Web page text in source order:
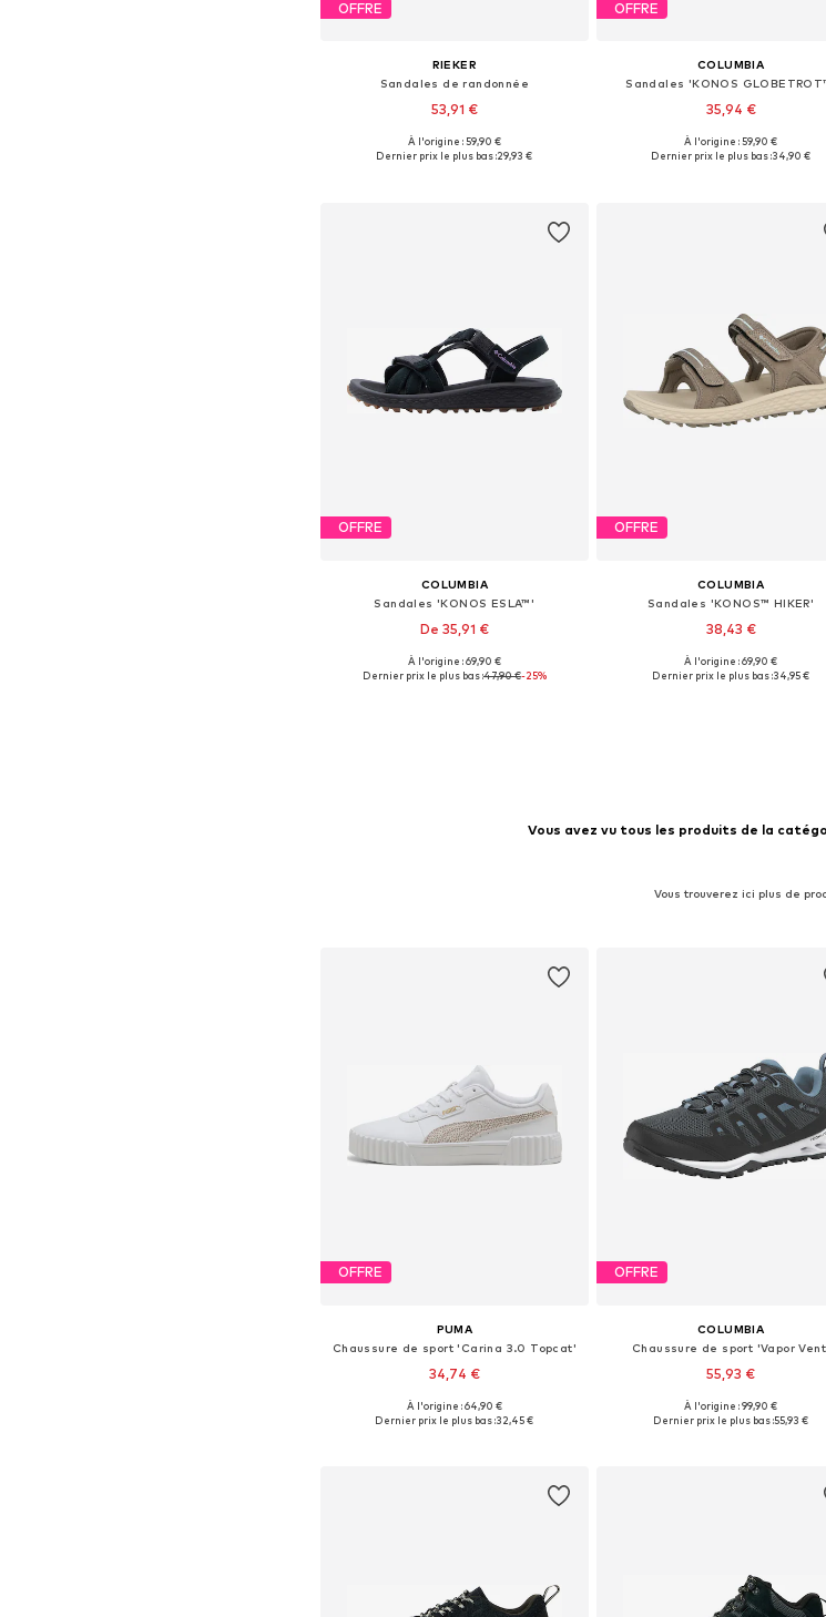
OFFRE
RIEKER
Sandales de randonnée
53,91 €
Tailles disponibles: 40, 42
À l'origine : 59,90 €
Dernier prix le plus bas :29,93 €
OFFRE
COLUMBIA
Sandales 'KONOS
35,94 €
Tailles disponibles: 38
À l'origine : 59,90 €
Dernier prix le plus bas :34,90 €
OFFRE
COLUMBIA
Sandales 'KONOS ESLA™'
De 35,91 €
Tailles disponibles: 38, 41
À l'origine : 69,90 €
Dernier prix le plus bas :47,90 €-25%
OFFRE
COLUMBIA
Sandales 'KONOS™ HIKER'
38,43 €
Tailles disponibles: 37, 40, 41
À l'origine : 69,90 €
Dernier prix le plus bas :34,95 €
Vous avez vu tous les produits de la
Vous trouverez ici plus de
OFFRE
PUMA
Chaussure de sport 'Carina 3.0 Topcat'
34,74 €
Disponible en plusieurs tailles
À l'origine : 64,90 €
Dernier prix le plus bas :32,45 €
OFFRE
COLUMBIA
Chaussure de sport 'Vapor
55,93 €
À l'origine : 99,90 €
Dernier prix le plus bas :55,93 €